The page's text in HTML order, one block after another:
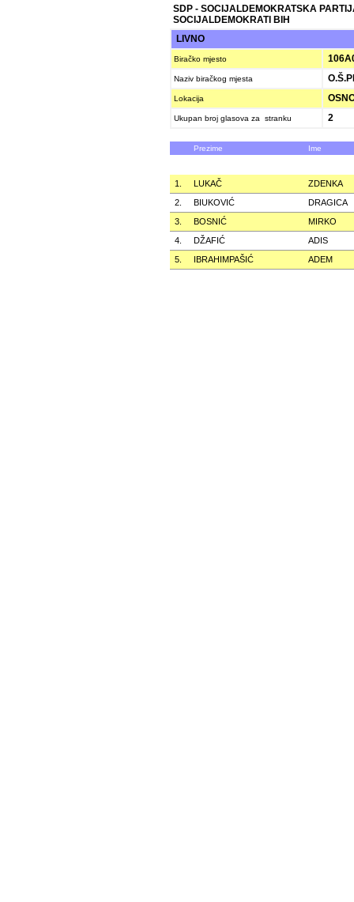
SDP - SOCIJALDEMOKRATSKA
SOCIJALDEMOKRATI BIH
LIVNO
Biračko mjesto
Naziv biračkog mjesta
Lokacija
Ukupan broj glasova za stranku 2
Prezime Ime
1. LUKAČ
ZDENKA
2.
BIUKOVIĆ
DRAGICA
3.
BOSNIĆ
MIRKO
4.
DŽAFIĆ
ADIS
5.
IBRAHIMPAŠIĆ ADEM